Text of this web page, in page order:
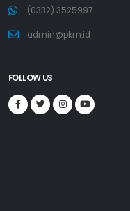
(0332) 3525997
admin@pkm.id
FOLLOW US